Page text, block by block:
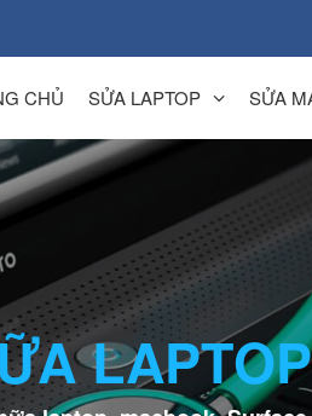
CHỦ SỬA LAPTOP SỬA